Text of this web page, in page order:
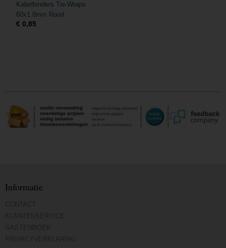
Kabelbinders Tie-Wraps
60x1.8mm Rood
€ 0,85
Informatie